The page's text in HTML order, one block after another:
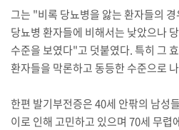
그는 "비록 당뇨병을 앓는 환자들의
당뇨병 환자들에 비해서는 낮았으나
수준을 보였다"고 덧붙였다. 특히 그
환자들을 막론하고 동등한 수준으로
한편 발기부전증은 40세 안팎의 남성
이로 인해 고민하고 있으며 70세 무